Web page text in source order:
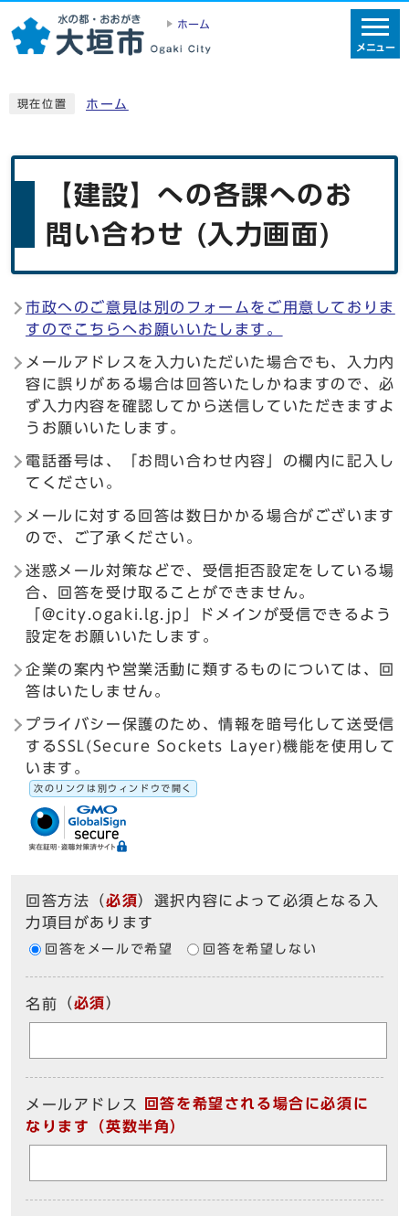
ホーム
メニュー
現在位置 ホーム
【建設】への各課へのお
問い合わせ (入力画面)
市政へのご意見は別のフォームをご用意しておりま
すのでこちらへお願いいたします。
メールアドレスを入力いただいた場合でも、入力内
容に誤りがある場合は回答いたしかねますので、必
ず入力内容を確認してから送信していただきますよ
うお願いいたします。
電話番号は、「お問い合わせ内容」の欄内に記入し
てください。
メールに対する回答は数日かかる場合がございます
ので、ご了承ください。
迷惑メール対策などで、受信拒否設定をしている場
合、回答を受け取ることができません。
「@city.ogaki.lg.jp」ドメインが受信できるよう
設定をお願いいたします。
企業の案内や営業活動に類するものについては、回
答はいたしません。
プライバシー保護のため、情報を暗号化して送受信
するSSL(Secure Sockets Layer)機能を使用して
います。
次のリンクは別ウィンドウで開く
回答方法 （必須）選択内容によって必須となる入
力項目があります
回答をメールで希望 回答を希望しない
名前 （必須）
メールアドレス
回答を希望される場合に必須に
なります（英数半角）